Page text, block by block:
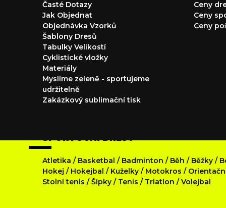
Časté Dotazy
Jak Objednat
Objednávka Vzorků
Šablony Dresů
Tabulky Velikostí
Cyklistické vložky
Materiály
Myslíme zeleně - sportujeme
udržitelně
Zakázkový sublimační tisk
Ceny
Ceny
Ceny
SPORTOVNÍ DRESY
Atletika / Basketbal / Badminton / Běh / Běžky /
Hokej / Hokejbal / Kuželky / Motokros /
Stolní tenis /Šipky / Tenis / Triatlon /Volejbal